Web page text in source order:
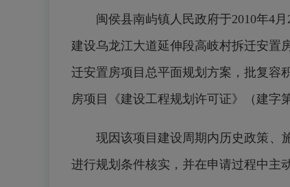
闽侯县南屿镇人民政府于2010年4月
建设乌龙江大道延伸段高岐村拆迁安置
迁安置房项目总平面规划方案，批复容
房项目《建设工程规划许可证》（建字第
现因该项目建设周期内历史政策、施
进行规划条件核实，并在申请过程中主